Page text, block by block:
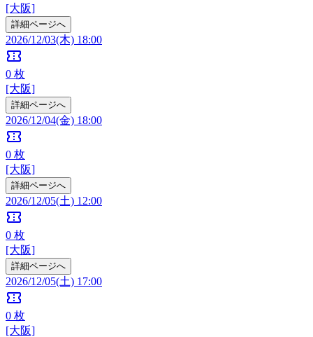
[大阪]
詳細ページへ
2026/12/03(木) 18:00
confirmation_number
0 枚
[大阪]
詳細ページへ
2026/12/04(金) 18:00
confirmation_number
0 枚
[大阪]
詳細ページへ
2026/12/05(土) 12:00
confirmation_number
0 枚
[大阪]
詳細ページへ
2026/12/05(土) 17:00
confirmation_number
0 枚
[大阪]